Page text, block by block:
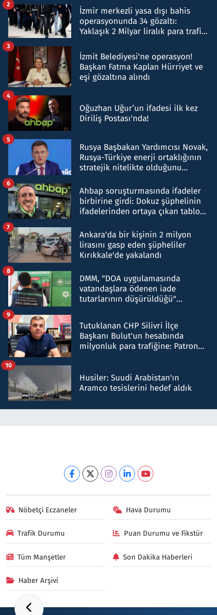
İzmir merkezli yasa dışı bahis
operasyonunda 34 gözaltı:
Yaklaşık 2 Milyar liralık para trafiği
2
İzmit Belediyesi'ne operasyon!
Başkan Fatma Kaplan Hürriyet ve
eşi gözaltına alındı
3
Oğuzhan Uğur’un ifadesi ilk kez
Diriliş Postası'nda!
4
Rusya Başbakan Yardımcısı Novak,
Rusya-Türkiye enerji ortaklığının
stratejik nitelikte olduğunu
5
Ahbap soruşturmasında ifadeler
birbirine girdi: Dokuz şüphelinin
ifadelerinden ortaya çıkan tablo
6
Ankara'da bir kişinin 2 milyon
lirasını gasp eden şüpheliler
Kırıkkale'de yakalandı
7
DMM, "DOA uygulamasında
vatandaşlara ödenen iade
tutarlarının düşürüldüğü"
8
Tutuklanan CHP Silivri İlçe
Başkanı Bulut'un hesabında
milyonluk para trafiğine: Patron
9
Husiler: Suudi Arabistan'ın
Aramco tesislerini hedef aldık
10
Nöbetçi Eczaneler Hava Durumu
Trafik Durumu Puan Durumu ve Fikstür
Tüm Manşetler Son Dakika Haberleri
Haber Arşivi